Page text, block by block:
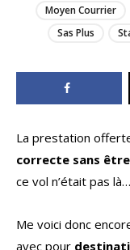
Moyen Courrier
Sas Plus
La prestation
correcte sans
ce vol n’était pas là…
Me voici donc
avec pour